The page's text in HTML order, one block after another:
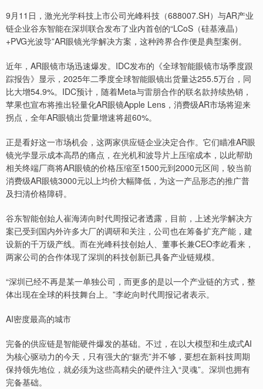
9月11日，激光光学科技上市公司光峰科技（688007.SH）与AR产业
链企业谷东智能在深圳联合发布了业内首创的“LCoS（硅基液晶）
+PVG光波导”AR眼镜光学解决方案，这种跨界合作便是典型案例。
近年，AR眼镜市场迅速爆发。IDC发布的《全球智能眼镜市场季度跟
踪报告》显示，2025年二季度全球智能眼镜出货量达255.5万台，同
比大增54.9%。IDC预计，随着Meta与雷朋合作的联名款持续热销，
苹果也宣布将推出轻量化AR眼镜Apple Lens，消费级AR市场将迎来
拐点，全年AR眼镜出货量增速将超60%。
正是看好这一市场机会，这两家供应链企业决定合作。它们瞄准AR眼
镜光学显示成本高昂的痛点，在光机和波导片上压缩成本，以此帮助
相关终端厂商将AR眼镜的价格压缩至1500元到2000元区间，较当前
消费级AR眼镜3000元以上均价大幅降低，为这一产品形态的推广普
及扫清价格障碍。
谷东智能创始人崔海涛向时代周报记者透露，目前，上述光学解决方
案已受到国内外许多大厂的调研和关注，公司也在筹备扩充产能，建
设新的千万级产线。而在光峰科技创始人、董事长兼CEO李屹看来，
两家公司的合作体现了深圳的科技创新已具备产业链规模。
“深圳已经不再是某一单独公司，而更多的是以一个产业链的方式，整
体出现在全球的科技舞台上。”李屹向时代周报记者表示。
AI密度最高的城市
完备的供应链是智能硬件爆发的基础。不过，在以大模型和生成式AI
为核心驱动力的今天，只有强大的“躯壳”并不够，要想在新科技周期
保持领先地位，就必须为这些高精尖的硬件注入“灵魂”。深圳也拥有
完备基础。